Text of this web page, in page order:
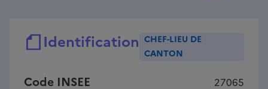
Identification CHEF-LIEU DE
CANTON
Code INSEE 27065